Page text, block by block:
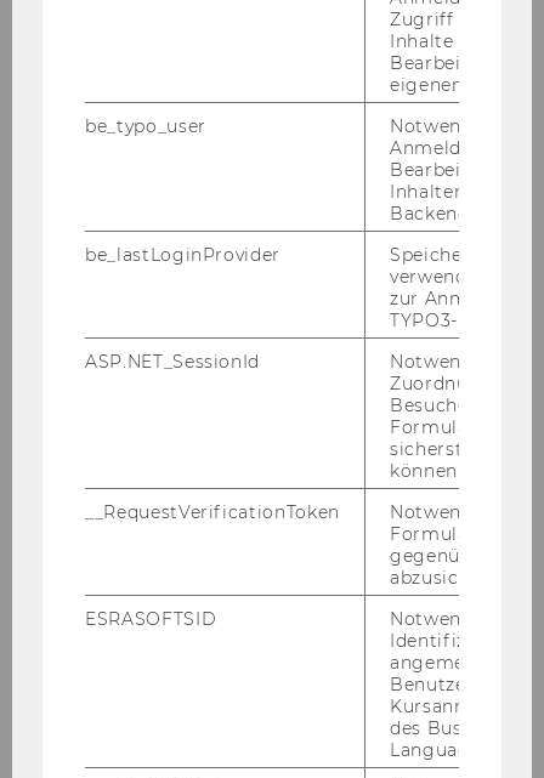
State University, Georgia. During her Bachelor’s
degree Anna gained international experience
while studying abroad at the University of
Deusto in Bilbao, Spain. After graduation, she
received a Teaching Fellowship from the
CERGE-EI Foundation in Prague, the Czech
Republic, where she completed the course on
Teaching Principles and Practices afterwards.
Before joining the institute, Anna worked as a
co-lecturer in Climate Change Economics at
International School of Economics in Georgia.
Anna’s research interests lie in the field of
foreign direct investment in high-risk
countries, SME internationalization and
Zugriff auf
Inhalte oder zur
Bearbeitung des
eigenen Profils.
be_typo_user
Notwendig für
Anmeldung und
Bearbeitung von
Inhalten im
Backend.
be_lastLoginProvider
Speichert die
verwendete
zur Anmeldung
TYPO3-Backend.
ASP.NET_SessionId
Notwendig, um
Zuordnung von
Besucher zu
sicherstellen zu
können.
__RequestVerificationToken
Notwendig, um
gegenüber
abzusichern.
ESRASOFTSID
Notwendig zur
Identifizierung
angemeldeten
Benutzers im
des Business
Language